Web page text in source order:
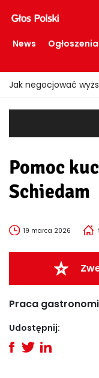
News Ogłoszenia
Pomoc
Schiedam
19 marca 2026
Praca
Udostępnij: